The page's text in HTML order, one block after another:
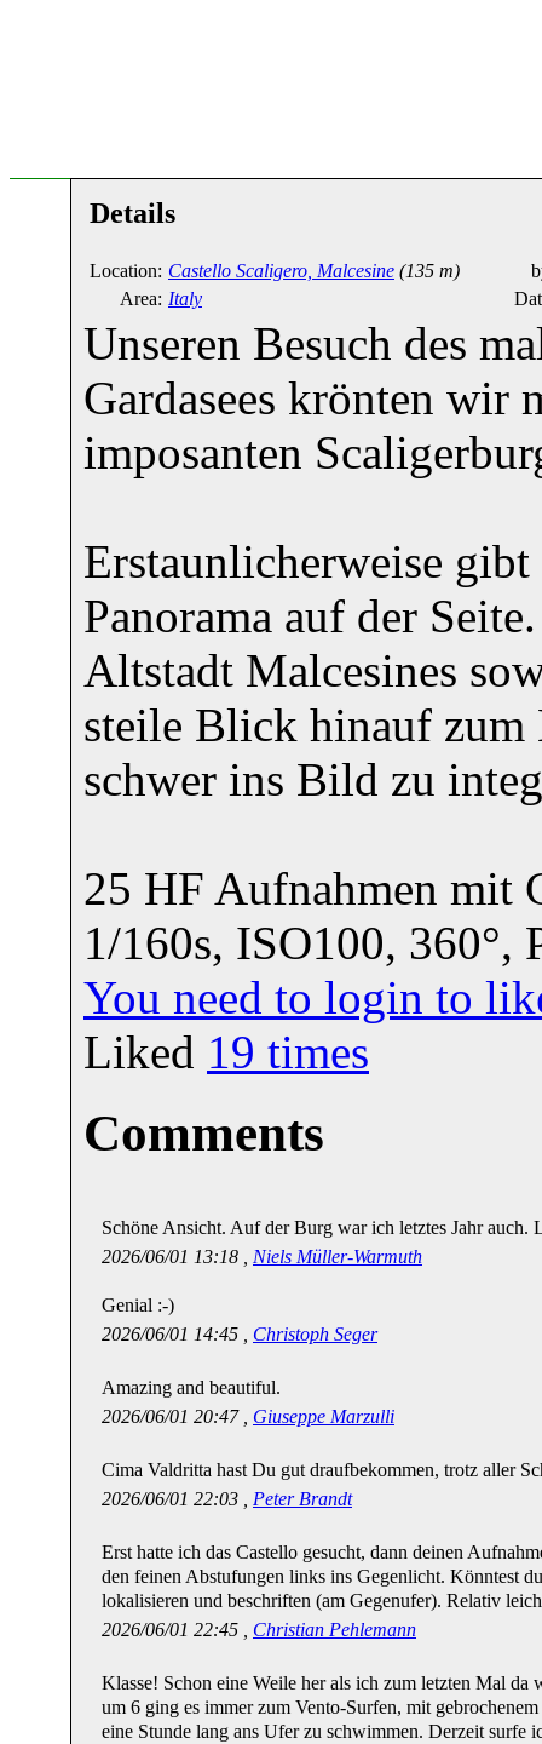
Details
Location: Castello Scaligero, Malcesine (135 m)
Area: Italy
Unseren Besuch des
Gardasees krönten wir
imposanten
Erstaunlicherweise
Panorama auf der
Altstadt Malcesines
steile Blick hinauf zum
schwer ins Bild zu
25 HF Aufnahmen mit
1/160s, ISO100, 360°,
You need to login to
Liked 19 times
Comments
Schöne Ansicht. Auf der Burg war ich letztes Jahr auch.
2026/06/01 13:18 , Niels Müller-Warmuth
Genial :-)
2026/06/01 14:45 , Christoph Seger
Amazing and beautiful.
2026/06/01 20:47 , Giuseppe Marzulli
Cima Valdritta hast Du gut draufbekommen, trotz aller
2026/06/01 22:03 , Peter Brandt
Erst hatte ich das Castello gesucht, dann deinen
den feinen Abstufungen links ins Gegenlicht. Könntest
lokalisieren und beschriften (am Gegenufer). Relativ
2026/06/01 22:45 , Christian Pehlemann
Klasse! Schon eine Weile her als ich zum letzten Mal da
um 6 ging es immer zum Vento-Surfen, mit
eine Stunde lang ans Ufer zu schwimmen. Derzeit surfe